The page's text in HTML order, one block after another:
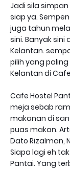
Jadi sila
siap ya.
juga tahun
sini. Banyak
Kelantan.
pilih yang
Kelantan di
Cafe Hostel
meja sebab
makanan di
puas makan.
Dato Rizalman,
Siapa lagi eh
Pantai. Yang